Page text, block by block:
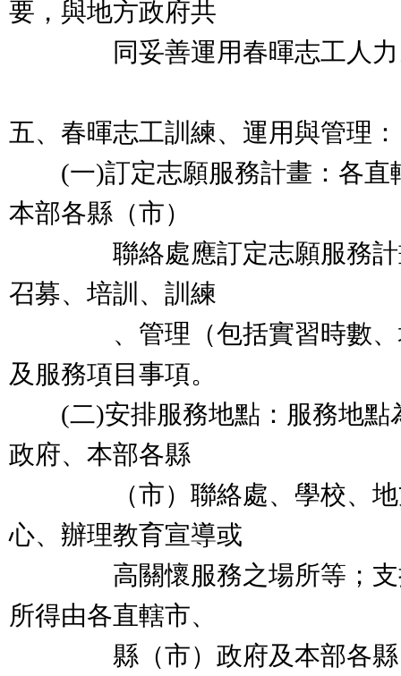
要，與地方政府共
同妥善運用春暉志工人力
五、春暉志工訓練、運用與管理：
(一)訂定志願服務計畫：各直
本部各縣（市）
聯絡處應訂定志願服務計畫
召募、培訓、訓練
、管理（包括實習時數、地
及服務項目事項。
(二)安排服務地點：服務地點
政府、本部各縣
（市）聯絡處、學校、地
心、辦理教育宣導或
高關懷服務之場所等；支持
所得由各直轄市、
縣（市）政府及本部各縣（